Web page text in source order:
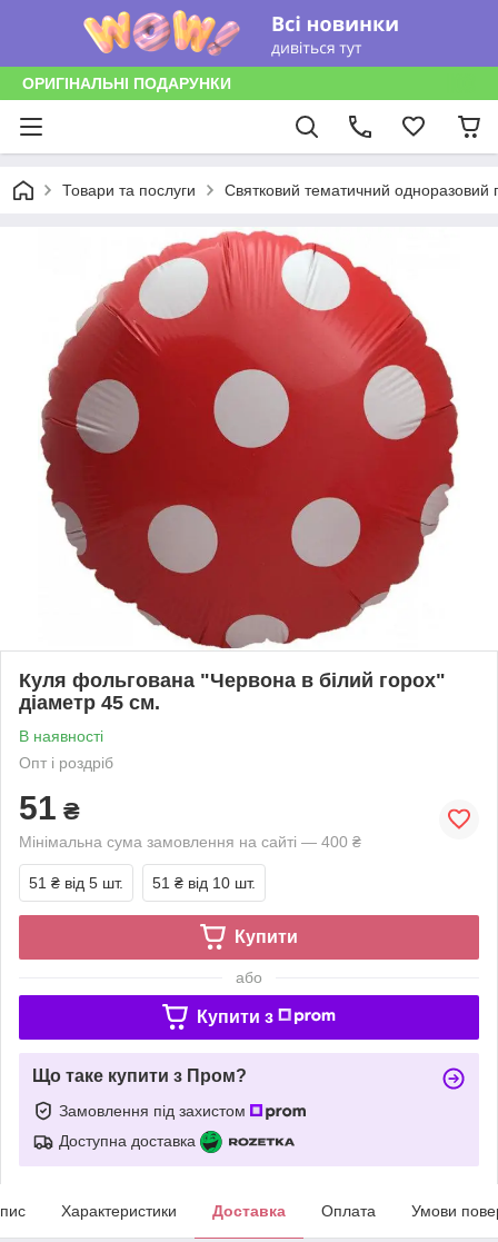
ОРИГІНАЛЬНІ ПОДАРУНКИ
Товари та послуги Святковий тематичний одноразовий
Куля фольгована "Червона в білий горох"
діаметр 45 см.
В наявності
Опт і роздріб
51 ₴
Мінімальна сума замовлення на сайті — 400 ₴
51 ₴ від 5 шт. 51 ₴ від 10 шт.
Купити
або
Купити з
Що таке купити з Пром?
Замовлення під захистом
Доступна доставка
Характеристики Доставка Оплата Умови